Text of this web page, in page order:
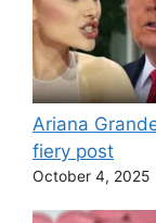
Ariana
fiery post
October 4, 2025